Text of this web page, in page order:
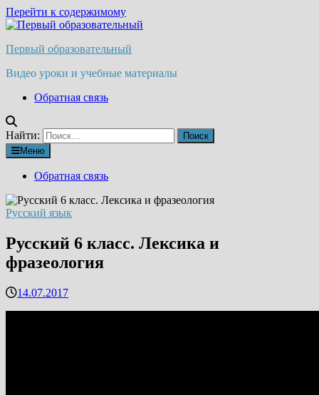
Перейти к содержимому
Первый образовательный
Видео уроки и учебные материалы
Обратная связь
Найти:
Меню
Обратная связь
Русский язык
Русский 6 класс. Лексика и
фразеология
14.07.2017